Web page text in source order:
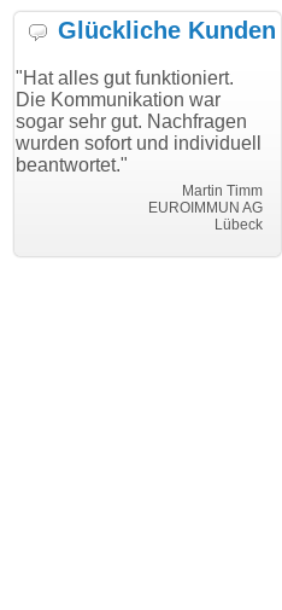
Glückliche Kunden
funktioniert.
war
gut. Nachfragen
und individuell
EUROIMMUN AG
"Danke für
Transfer
i can